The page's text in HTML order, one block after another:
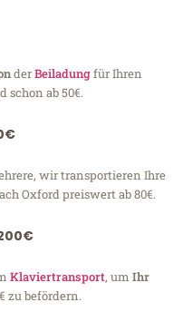
derBeiladungfür Ihren
schon ab 50€.
wir transportieren Ihre
Oxford preiswert ab 80€.
Klaviertransport, um Ihr
zu befördern.